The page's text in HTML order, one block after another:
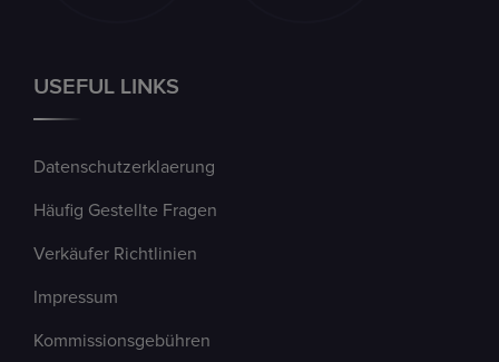
USEFUL LINKS
Datenschutzerklaerung
Häufig Gestellte Fragen
Verkäufer Richtlinien
Impressum
Kommissionsgebühren